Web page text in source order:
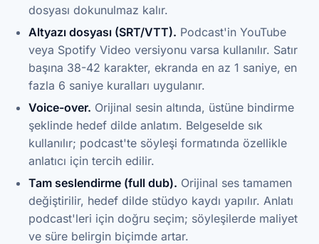
dosyası dokunulmaz kalır.
Altyazı dosyası (SRT/VTT). Podcast'in YouTube
veya Spotify Video versiyonu varsa kullanılır. Satır
başına 38-42 karakter, ekranda en az 1 saniye, en
fazla 6 saniye kuralları uygulanır.
Voice-over. Orijinal sesin altında, üstüne bindirme
şeklinde hedef dilde anlatım. Belgeselde sık
kullanılır; podcast'te söyleşi formatında özellikle
anlatıcı için tercih edilir.
Tam seslendirme (full dub). Orijinal ses tamamen
değiştirilir, hedef dilde stüdyo kaydı yapılır. Anlatı
podcast'leri için doğru seçim; söyleşilerde maliyet
ve süre belirgin biçimde artar.